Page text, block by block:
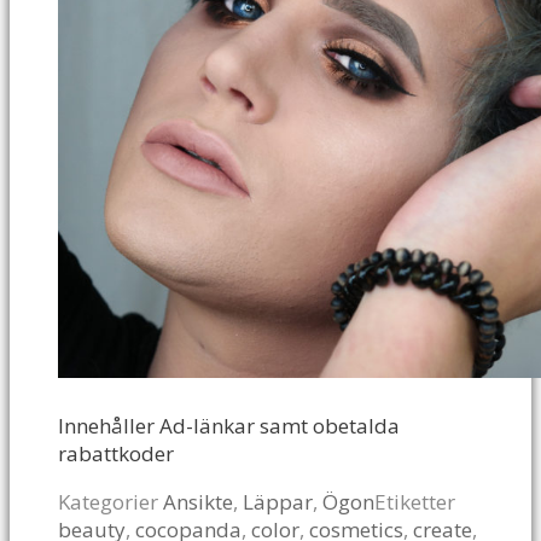
Innehåller Ad-länkar samt obetalda
rabattkoder
KategorierAnsikte, Läppar, ÖgonEtiketter
beauty, cocopanda, color, cosmetics, create,